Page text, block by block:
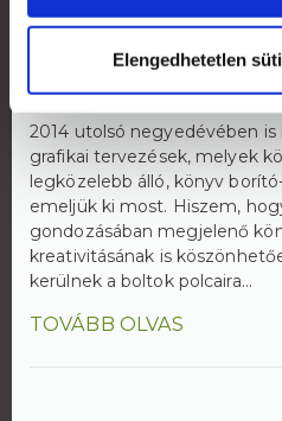
Elengedhetetlen
2014 utolsó negyedévében
grafikai tervezések, melyek
legközelebb álló, könyv
emeljük ki most. Hiszem,
gondozásában megjelenő
kreativitásának is
kerülnek a boltok polcaira...
TOVÁBB OLVAS